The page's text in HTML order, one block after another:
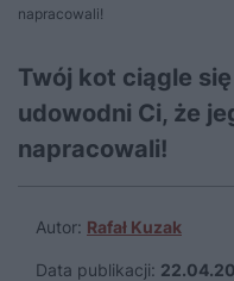
napracowali!
Twój kot ciągle
udowodni Ci, że
napracowali!
Autor: Rafał Kuzak
Data publikacji: